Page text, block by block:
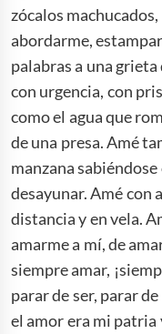
zócalos
abordarme,
palabras a una
con urgencia, con
como el agua que
de una presa. Amé
manzana
desayunar. Amé con
distancia y en vela.
amarme a mí, de
siempre amar,
parar de ser, parar
el amor era mi